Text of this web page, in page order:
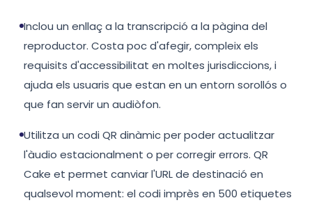
Inclou un enllaç a la transcripció a la pàgina del
reproductor. Costa poc d'afegir, compleix els
requisits d'accessibilitat en moltes jurisdiccions, i
ajuda els usuaris que estan en un entorn sorollós o
que fan servir un audiòfon.
Utilitza un codi QR dinàmic per poder actualitzar
l'àudio estacionalment o per corregir errors. QR
Cake et permet canviar l'URL de destinació en
qualsevol moment: el codi imprès en 500 etiquetes